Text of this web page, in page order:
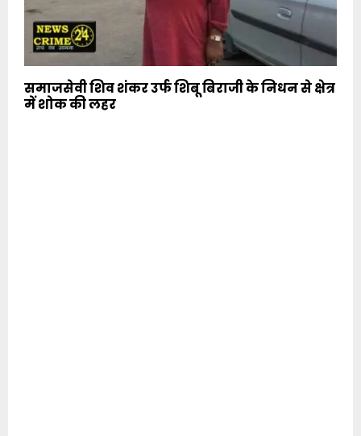
समाजसेवी शिव शंकर उर्फ शिबू बिराजी के निधन से क्षेत्र
में शोक की लहर